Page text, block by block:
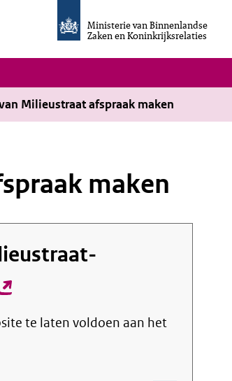
Ministerie van Binnenlandse
Zaken en Koninkrijksrelaties
van
Invulassistent
Toegankelijkheidsverklaring
Milieustraat afspraak maken
maken
te laten voldoen aan het